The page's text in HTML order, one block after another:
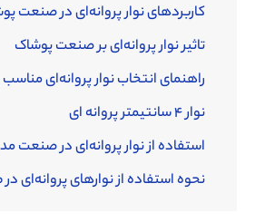
کاربردهای نوار پروانه‌ای در صنعت
تاثیر نوار پروانه‌ای بر صنعت پوشاک
راهنمای انتخاب نوار پروانه‌ای
نوار 4 سانتیمتر پروانه ای
استفاده از نوار پروانه‌ای در صنعت
نحوه استفاده از نوارهای پروانه‌ای